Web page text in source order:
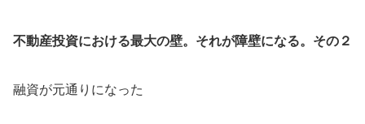
不動産投資における最大の壁。それが障壁になる。その２
融資が元通りになった